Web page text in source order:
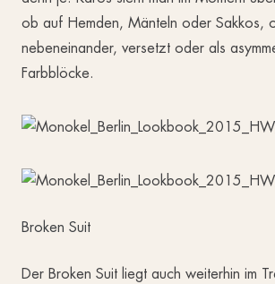
ob auf Hemden, Mänteln oder Sakkos,
nebeneinander, versetzt oder als
Farbblöcke.
Broken Suit
Der Broken Suit liegt auch weiterhin im